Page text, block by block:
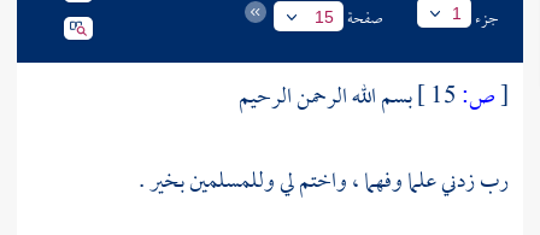
جزء 1 صفحة 15
[ص:
بسم الله الرحمن الرحيم
رب زدني علما وفهما ، واختم لي وللمسلمين بخير .